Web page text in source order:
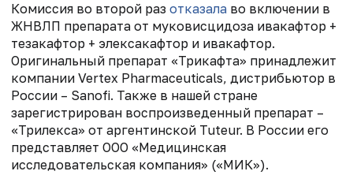
Комиссия во второй раз отказала во включении в
ЖНВЛП препарата от муковисцидоза ивакафтор +
тезакафтор + элексакафтор и ивакафтор.
Оригинальный препарат «Трикафта» принадлежит
компании Vertex Pharmaceuticals, дистрибьютор в
России – Sanofi. Также в нашей стране
зарегистрирован воспроизведенный препарат –
«Трилекса» от аргентинской Tuteur. В России его
представляет ООО «Медицинская
исследовательская компания» («МИК»).